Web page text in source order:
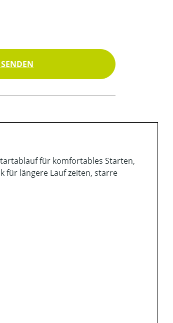
für komfortables Starten,
für längere Lauf zeiten, starre